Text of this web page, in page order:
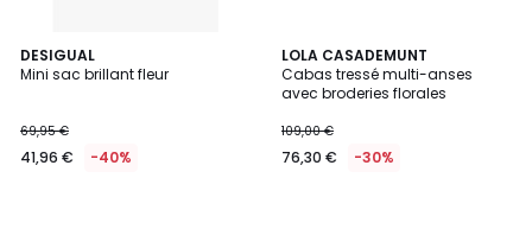
DESIGUAL
Mini sac brillant fleur
69,95 €
41,96 € -40%
LOLA CASADEMUNT
Cabas tressé multi-anses
avec broderies florales
109,00 €
76,30 € -30%